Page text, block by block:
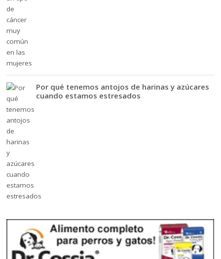
Por qué tenemos antojos de harinas y azúcares
cuando estamos estresados